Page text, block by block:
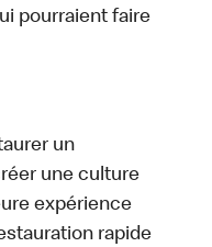
pourraient faire
un
une culture
expérience
rapide